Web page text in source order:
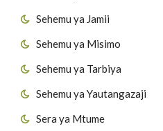
Sehemu ya Jamii
Sehemu ya Misimo
Sehemu ya Tarbiya
Sehemu ya Yautangazaji
Sera ya Mtume